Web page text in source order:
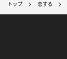
トップ 恋する